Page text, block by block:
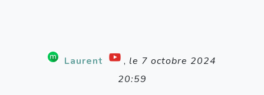
Laurent , le 7 octobre 2024
20:59